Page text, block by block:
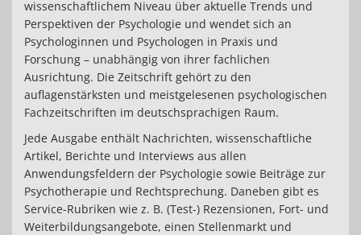
wissenschaftlichem Niveau über aktuelle Trends und
Perspektiven der Psychologie und wendet sich an
Psychologinnen und Psychologen in Praxis und
Forschung – unabhängig von ihrer fachlichen
Ausrichtung. Die Zeitschrift gehört zu den
auflagenstärksten und meistgelesenen psychologischen
Fachzeitschriften im deutschsprachigen Raum.
Jede Ausgabe enthält Nachrichten, wissenschaftliche
Artikel, Berichte und Interviews aus allen
Anwendungsfeldern der Psychologie sowie Beiträge zur
Psychotherapie und Rechtsprechung. Daneben gibt es
Service-Rubriken wie z. B. (Test-) Rezensionen, Fort- und
Weiterbildungsangebote, einen Stellenmarkt und